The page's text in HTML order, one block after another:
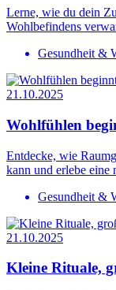
Lerne, wie du dein
Wohlbefindens
Gesundheit &
21.10.2025
Wohlfühlen
Entdecke, wie
kann und erlebe eine
Gesundheit &
21.10.2025
Kleine Rituale,